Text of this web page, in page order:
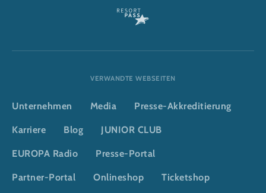
VERWANDTE WEBSEITEN
Unternehmen Media Presse-Akkreditierung
Karriere Blog JUNIOR CLUB
EUROPA Radio Presse-Portal
Partner-Portal Onlineshop Ticketshop